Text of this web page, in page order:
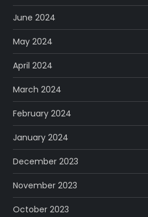
June 2024
May 2024
April 2024
March 2024
February 2024
January 2024
December 2023
November 2023
October 2023